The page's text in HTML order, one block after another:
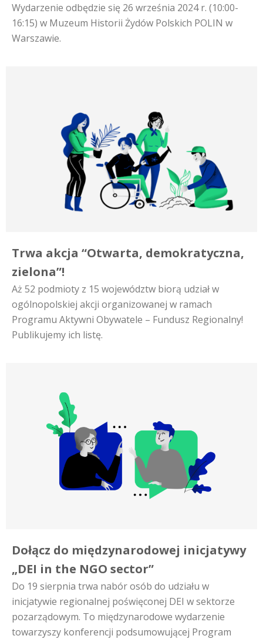
Wydarzenie odbędzie się 26 września 2024 r. (10:00-
16:15) w Muzeum Historii Żydów Polskich POLIN w
Warszawie.
Trwa akcja “Otwarta, demokratyczna,
zielona”!
Aż 52 podmioty z 15 województw biorą udział w
ogólnopolskiej akcji organizowanej w ramach
Programu Aktywni Obywatele – Fundusz Regionalny!
Publikujemy ich listę.
Dołącz do międzynarodowej inicjatywy
„DEI in the NGO sector”
Do 19 sierpnia trwa nabór osób do udziału w
inicjatywie regionalnej poświęconej DEI w sektorze
pozarządowym. To międzynarodowe wydarzenie
towarzyszy konferencji podsumowującej Program